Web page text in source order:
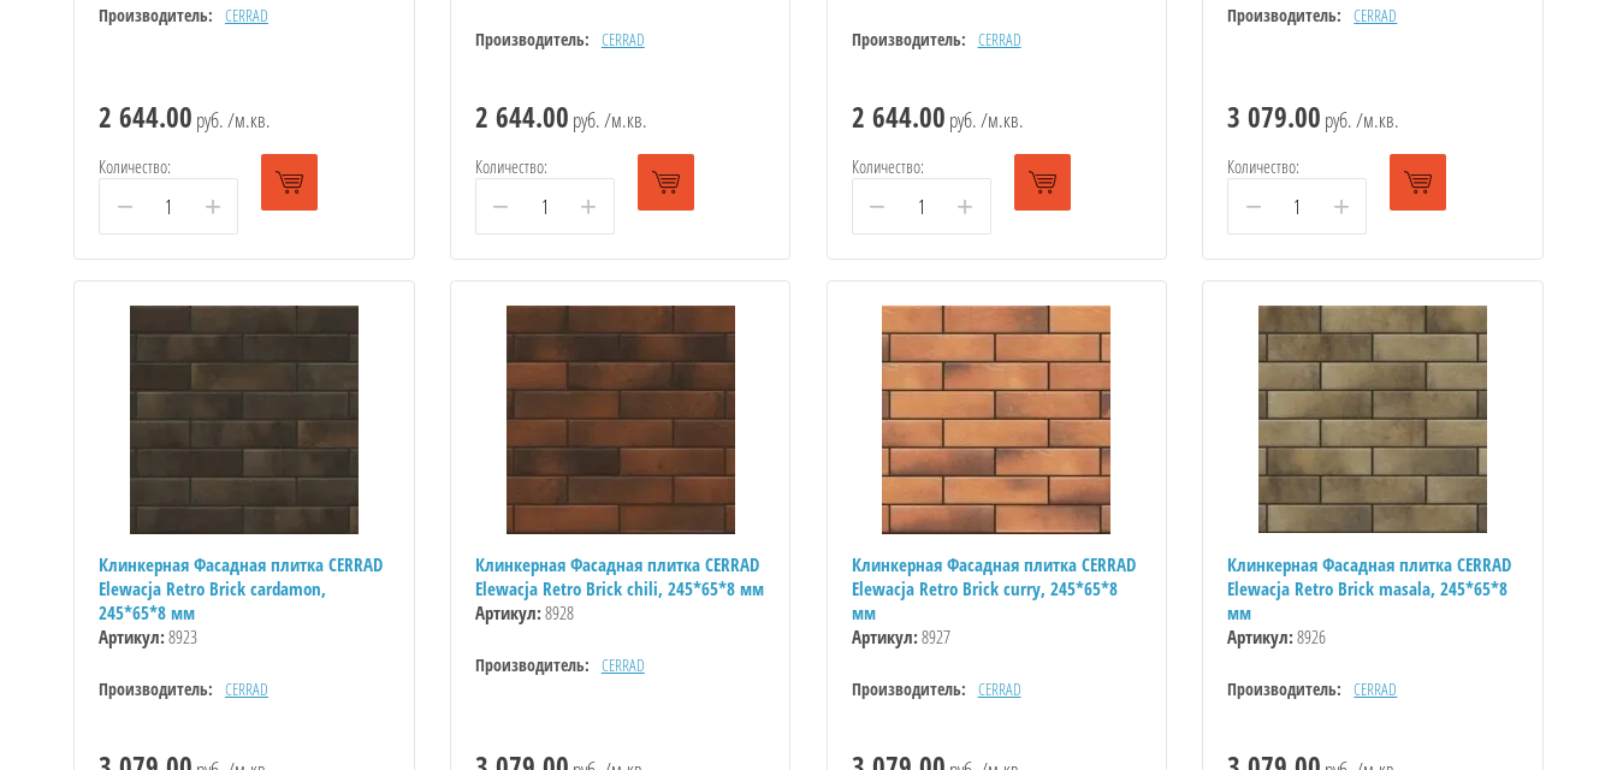
Производитель: CERRAD
2 644.00 руб. /м.кв.
Количество:
− +
Производитель: CERRAD
2 644.00 руб. /м.кв.
Количество:
− +
Производитель: CERRAD
2 644.00 руб. /м.кв.
Количество:
− +
Производитель: CERRAD
3 079.00 руб. /м.кв.
Количество:
− +
Клинкерная Фасадная плитка CERRAD
Elewacja Retro Brick cardamon,
245*65*8 мм
Артикул:8923
Производитель: CERRAD
Клинкерная Фасадная плитка CERRAD
Elewacja Retro Brick chili, 245*65*8 мм
Артикул:8928
Производитель: CERRAD
Клинкерная Фасадная плитка CERRAD
Elewacja Retro Brick curry, 245*65*8
мм
Артикул:8927
Производитель: CERRAD
Клинкерная Фасадная плитка CERRAD
Elewacja Retro Brick masala, 245*65*8
мм
Артикул:8926
Производитель: CERRAD